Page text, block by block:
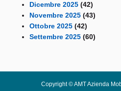
Dicembre 2025 (42)
Novembre 2025 (43)
Ottobre 2025 (42)
Settembre 2025 (60)
Copyright © AMT Azienda